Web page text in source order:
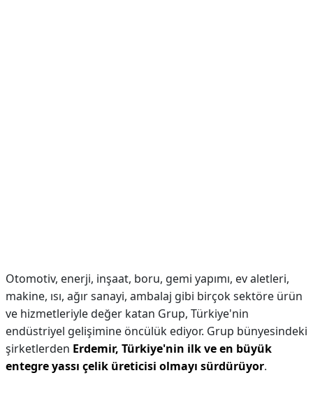
Otomotiv, enerji, inşaat, boru, gemi yapımı, ev aletleri,
makine, ısı, ağır sanayi, ambalaj gibi birçok sektöre ürün
ve hizmetleriyle değer katan Grup, Türkiye'nin
endüstriyel gelişimine öncülük ediyor. Grup bünyesindeki
şirketlerden Erdemir, Türkiye'nin ilk ve en büyük
entegre yassı çelik üreticisi olmayı sürdürüyor.